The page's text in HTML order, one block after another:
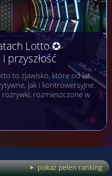
Lotto ✪
przyszłość
to zjawisko, które od lat
jak i kontrowersyjne.
rozmieszczone w
pokaż pełen ranking